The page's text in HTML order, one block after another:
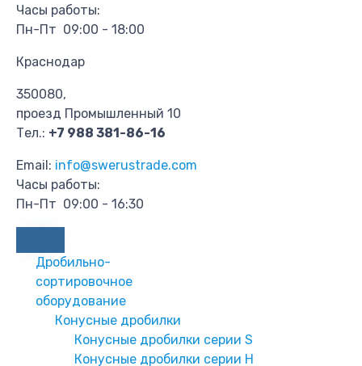
Часы работы:
Пн-Пт 09:00 - 18:00
Краснодар
350080,
проезд Промышленный 10
Тел.: +7 988 381-86-16
Email: info@swerustrade.com
Часы работы:
Пн-Пт 09:00 - 16:30
Дробильно-
сортировочное
оборудование
Конусные дробилки
Конусные дробилки серии S
Конусные дробилки серии H